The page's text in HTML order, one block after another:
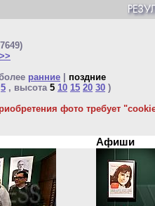
>>
ранние
поздние
5 , высота 5 10 15 20 30 )
фото требует
Афиши